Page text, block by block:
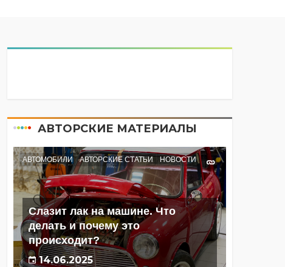
АВТОРСКИЕ МАТЕРИАЛЫ
АВТОМОБИЛИ АВТОРСКИЕ СТАТЬИ НОВОСТИ
Слазит лак на машине. Что
делать и почему это
происходит?
14.06.2025